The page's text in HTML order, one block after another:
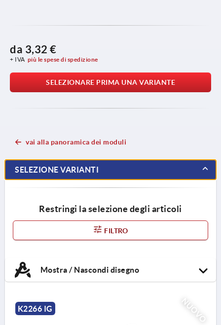
da 3,32 €
+ IVA più le spese di spedizione
SELEZIONARE PRIMA UNA VARIANTE
vai alla panoramica dei moduli
SELEZIONE VARIANTI
Restringi la selezione degli articoli
FILTRO
Mostra / Nascondi disegno
NUOVO
K2266 IG